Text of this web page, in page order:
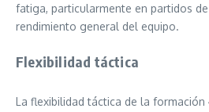
fatiga, particularmente en partidos
rendimiento general del equipo.
Flexibilidad táctica
La flexibilidad táctica de la formación